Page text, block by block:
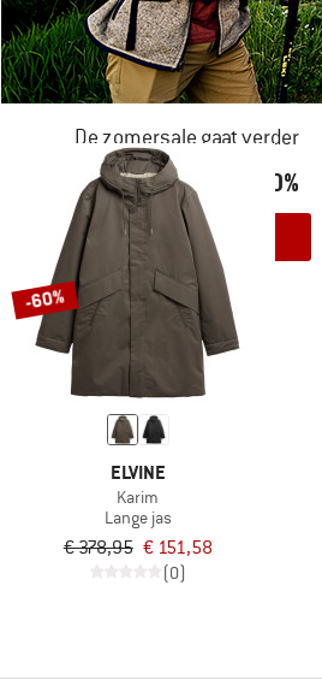
De zomersale gaat verder
NU TOT MAAR LIEFST -50%
NAAR DE SALE
-60%
ELVINE
Karim
Lange jas
€ 378,95 € 151,58
(0)